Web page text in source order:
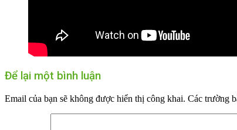
Để lại một bình luận
Email của bạn sẽ không được hiển thị công khai. Các trường